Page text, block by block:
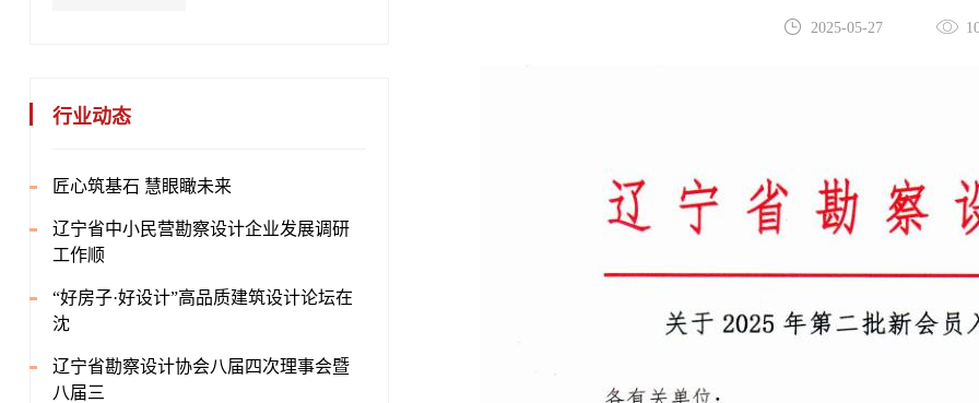
行业动态
匠心筑基石 慧眼瞰未来
辽宁省中小民营勘察设计企业发展调研
工作顺
“好房子·好设计”高品质建筑设计论坛在
沈
辽宁省勘察设计协会八届四次理事会暨
八届三
2025-05-27